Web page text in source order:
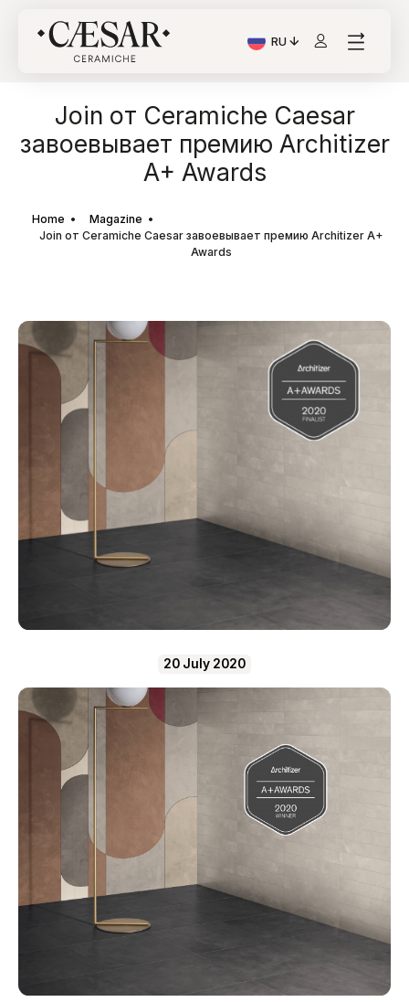
RU
Текущий язык: Italiano
Join от Ceramiche Caesar
завоевывает премию Architizer
A+ Awards
Home
Magazine
Join от Ceramiche Caesar завоевывает премию Architizer A+
Awards
20 July 2020